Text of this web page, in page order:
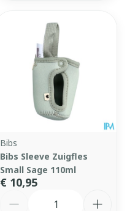
Bibs
Bibs Sleeve Zuigfles
Small Sage 110ml
€ 10,95